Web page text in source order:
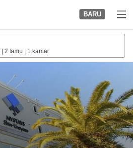
BARU
2 tamu 1 kamar